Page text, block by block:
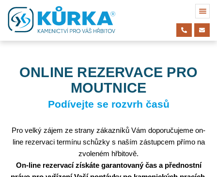
ONLINE REZERVACE PRO
MOUTNICE
Podívejte se rozvrh časů
Pro velký zájem ze strany zákazníků Vám doporučujeme on-
line rezervaci termínu schůzky s naším zástupcem přímo na
zvoleném hřbitově.
On-line rezervací získáte garantovaný čas a přednostní